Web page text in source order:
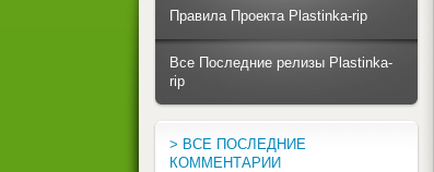
Правила Проекта Plastinka-rip
Все Последние релизы Plastinka-
rip
> ВСЕ ПОСЛЕДНИЕ
КОММЕНТАРИИ